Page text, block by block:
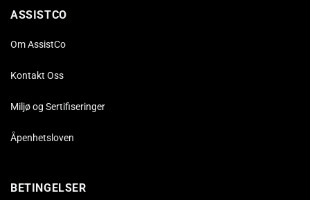
ASSISTCO
Om AssistCo
Kontakt Oss
Miljø og Sertifiseringer
Åpenhetsloven
BETINGELSER